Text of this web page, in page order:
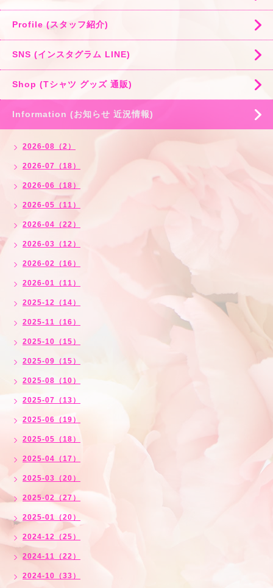
Profile (スタッフ紹介)
SNS (インスタグラム LINE)
Shop (Tシャツ グッズ 通販)
Information (お知らせ 近況情報)
2026-08（2）
2026-07（18）
2026-06（18）
2026-05（11）
2026-04（22）
2026-03（12）
2026-02（16）
2026-01（11）
2025-12（14）
2025-11（16）
2025-10（15）
2025-09（15）
2025-08（10）
2025-07（13）
2025-06（19）
2025-05（18）
2025-04（17）
2025-03（20）
2025-02（27）
2025-01（20）
2024-12（25）
2024-11（22）
2024-10（33）